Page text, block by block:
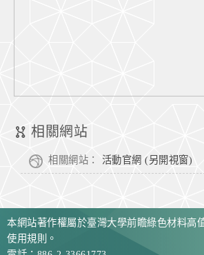
相關網站
相關網站： 活動官網 (另開視窗)
本網站著作權屬於臺灣大學前瞻綠色材料高
使用規則。